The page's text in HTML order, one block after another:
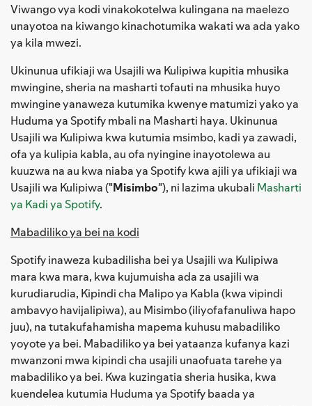
Viwango vya kodi vinakokotelwa kulingana na maelezo
unayotoa na kiwango kinachotumika wakati wa ada yako
ya kila mwezi.
Ukinunua ufikiaji wa Usajili wa Kulipiwa kupitia mhusika
mwingine, sheria na masharti tofauti na mhusika huyo
mwingine yanaweza kutumika kwenye matumizi yako ya
Huduma ya Spotify mbali na Masharti haya. Ukinunua
Usajili wa Kulipiwa kwa kutumia msimbo, kadi ya zawadi,
ofa ya kulipia kabla, au ofa nyingine inayotolewa au
kuuzwa na au kwa niaba ya Spotify kwa ajili ya ufikiaji wa
Usajili wa Kulipiwa ("Misimbo"), ni lazima ukubali Masharti
ya Kadi ya Spotify.
Mabadiliko ya bei na kodi
Spotify inaweza kubadilisha bei ya Usajili wa Kulipiwa
mara kwa mara, kwa kujumuisha ada za usajili wa
kurudiarudia, Kipindi cha Malipo ya Kabla (kwa vipindi
ambavyo havijalipiwa), au Misimbo (iliyofafanuliwa hapo
juu), na tutakufahamisha mapema kuhusu mabadiliko
yoyote ya bei. Mabadiliko ya bei yataanza kufanya kazi
mwanzoni mwa kipindi cha usajili unaofuata tarehe ya
mabadiliko ya bei. Kwa kuzingatia sheria husika, kwa
kuendelea kutumia Huduma ya Spotify baada ya